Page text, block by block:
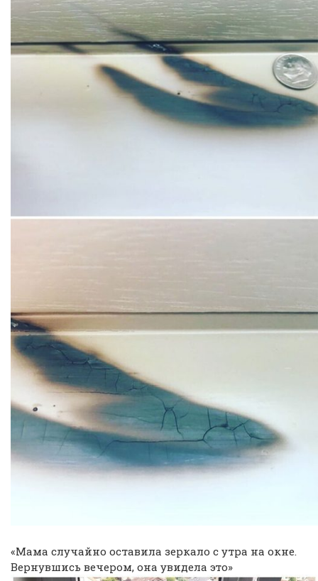
«Мама случайно оставила зеркало с утра на окне.
Вернувшись вечером, она увидела это»